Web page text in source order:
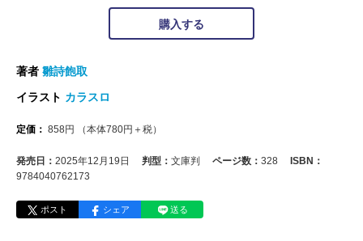
購入する
著者 雛詩飽取
イラスト カラスロ
定価： 858円 （本体780円＋税）
発売日： 2025年12月19日 判型： 文庫判 ページ数： 328
ISBN：
9784040762173
ポスト シェア 送る